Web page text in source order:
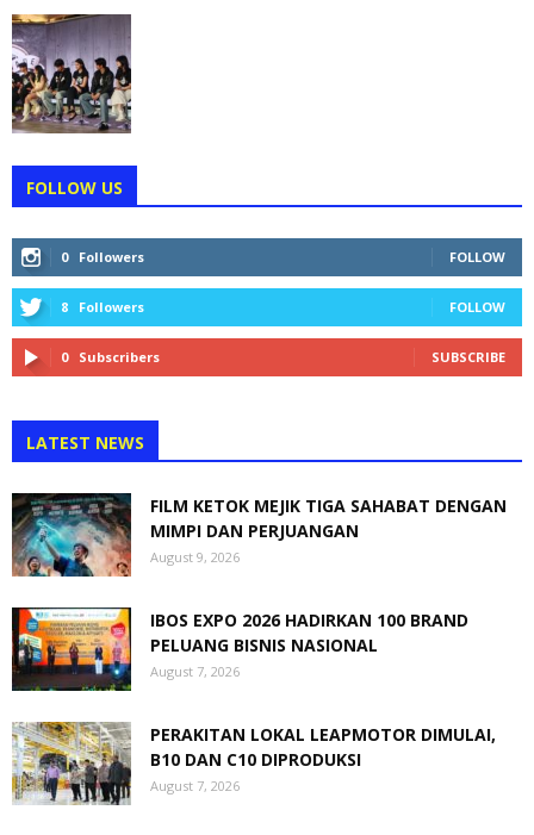
FOLLOW US
0 Followers FOLLOW
8 Followers FOLLOW
0 Subscribers SUBSCRIBE
LATEST NEWS
FILM KETOK MEJIK TIGA SAHABAT DENGAN
MIMPI DAN PERJUANGAN
August 9, 2026
IBOS EXPO 2026 HADIRKAN 100 BRAND
PELUANG BISNIS NASIONAL
August 7, 2026
PERAKITAN LOKAL LEAPMOTOR DIMULAI,
B10 DAN C10 DIPRODUKSI
August 7, 2026